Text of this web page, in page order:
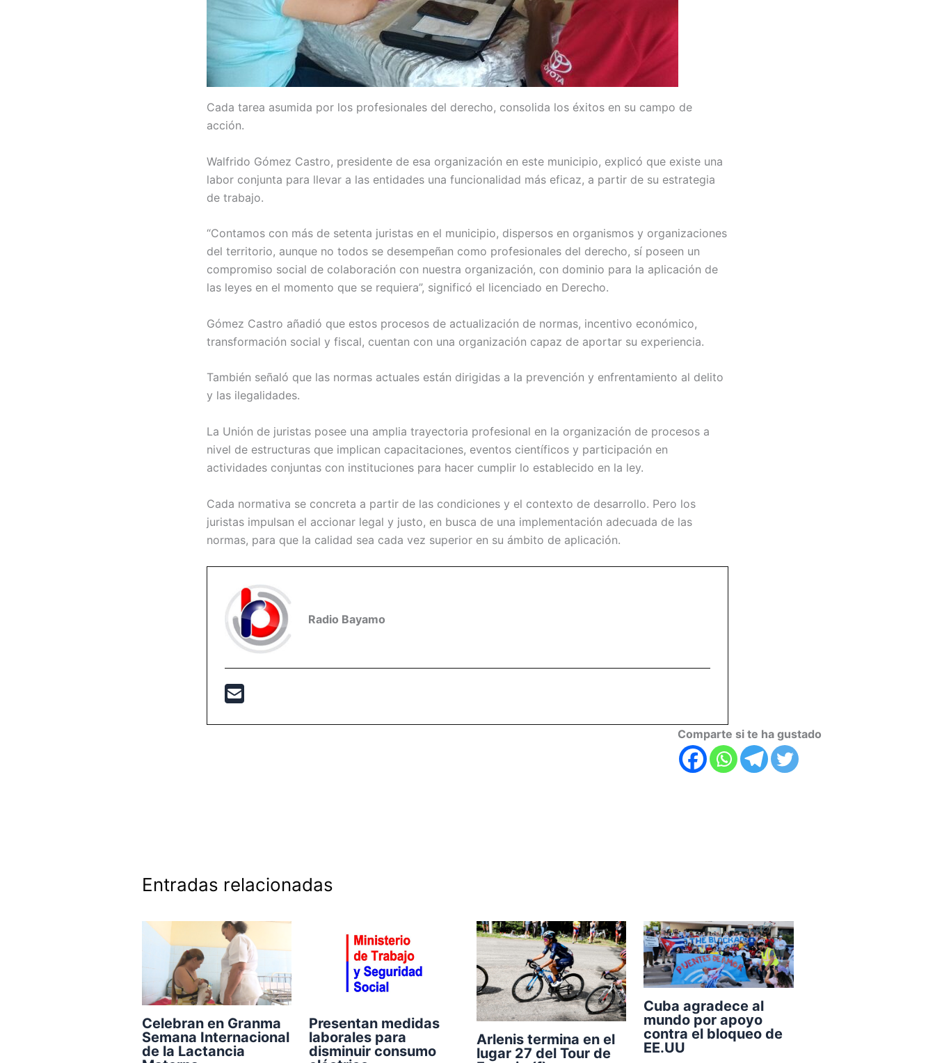
Cada tarea asumida por los profesionales del derecho, consolida los éxitos en su campo de
acción.
Walfrido Gómez Castro, presidente de esa organización en este municipio, explicó que existe una
labor conjunta para llevar a las entidades una funcionalidad más eficaz, a partir de su estrategia
de trabajo.
“Contamos con más de setenta juristas en el municipio, dispersos en organismos y organizaciones
del territorio, aunque no todos se desempeñan como profesionales del derecho, sí poseen un
compromiso social de colaboración con nuestra organización, con dominio para la aplicación de
las leyes en el momento que se requiera”, significó el licenciado en Derecho.
Gómez Castro añadió que estos procesos de actualización de normas, incentivo económico,
transformación social y fiscal, cuentan con una organización capaz de aportar su experiencia.
También señaló que las normas actuales están dirigidas a la prevención y enfrentamiento al delito
y las ilegalidades.
La Unión de juristas posee una amplia trayectoria profesional en la organización de procesos a
nivel de estructuras que implican capacitaciones, eventos científicos y participación en
actividades conjuntas con instituciones para hacer cumplir lo establecido en la ley.
Cada normativa se concreta a partir de las condiciones y el contexto de desarrollo. Pero los
juristas impulsan el accionar legal y justo, en busca de una implementación adecuada de las
normas, para que la calidad sea cada vez superior en su ámbito de aplicación.
Radio Bayamo
Comparte si te ha gustado
Entradas relacionadas
Celebran en Granma
Semana Internacional
de la Lactancia
Presentan medidas
laborales para
disminuir consumo
Arlenis termina en el
lugar 27 del Tour de
Cuba agradece al
mundo por apoyo
contra el bloqueo de
EE.UU